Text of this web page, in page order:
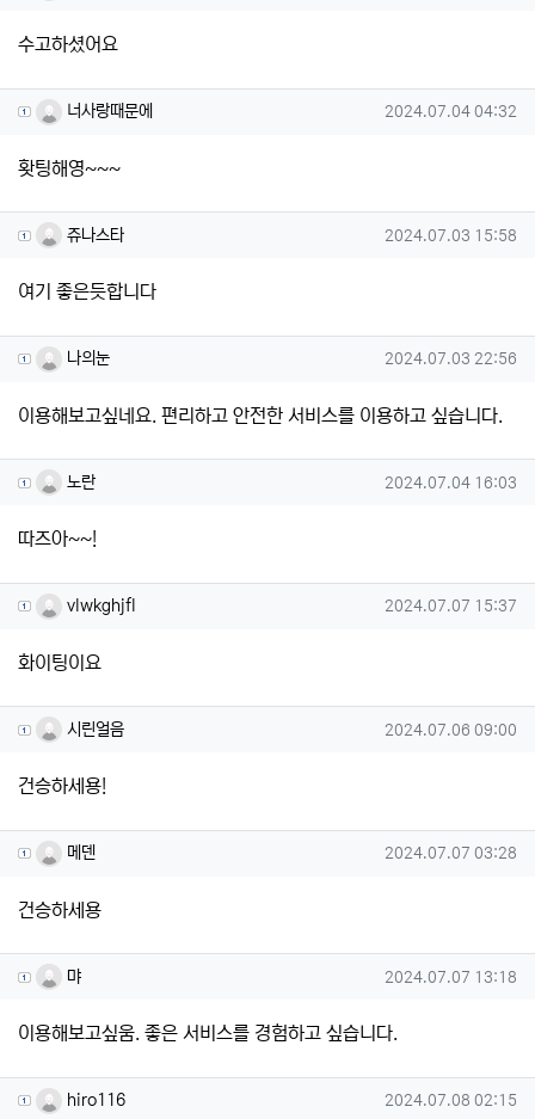
수고하셨어요
너사랑때문에님의 댓글
너사랑때문에 작성일
2024.07.04 04:32
홧팅해영~~~
쥬나스타님의 댓글
쥬나스타 작성일
2024.07.03 15:58
여기 좋은듯합니다
나의눈님의 댓글
나의눈 작성일
2024.07.03 22:56
이용해보고싶네요. 편리하고 안전한 서비스를 이용하고 싶습니다.
노란님의 댓글
노란 작성일
2024.07.04 16:03
따즈아~~!
vlwkghjfl님의 댓글
vlwkghjfl 작성일
2024.07.07 15:37
화이팅이요
시린얼음님의 댓글
시린얼음 작성일
2024.07.06 09:00
건승하세용!
메덴님의 댓글
메덴 작성일
2024.07.07 03:28
건승하세용
먀님의 댓글
먀 작성일
2024.07.07 13:18
이용해보고싶움. 좋은 서비스를 경험하고 싶습니다.
hiro116님의 댓글
hiro116 작성일
2024.07.08 02:15